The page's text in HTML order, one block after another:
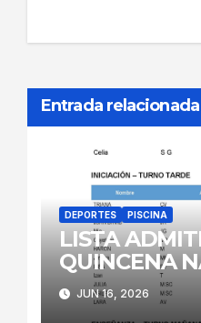
Entrada relacionada
DEPORTES PISCINA
LISTA
QUINCENA
JUN 16, 2026